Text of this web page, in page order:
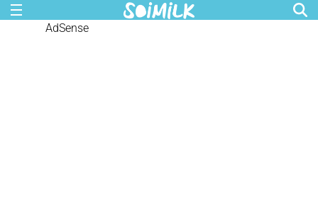
AdSense